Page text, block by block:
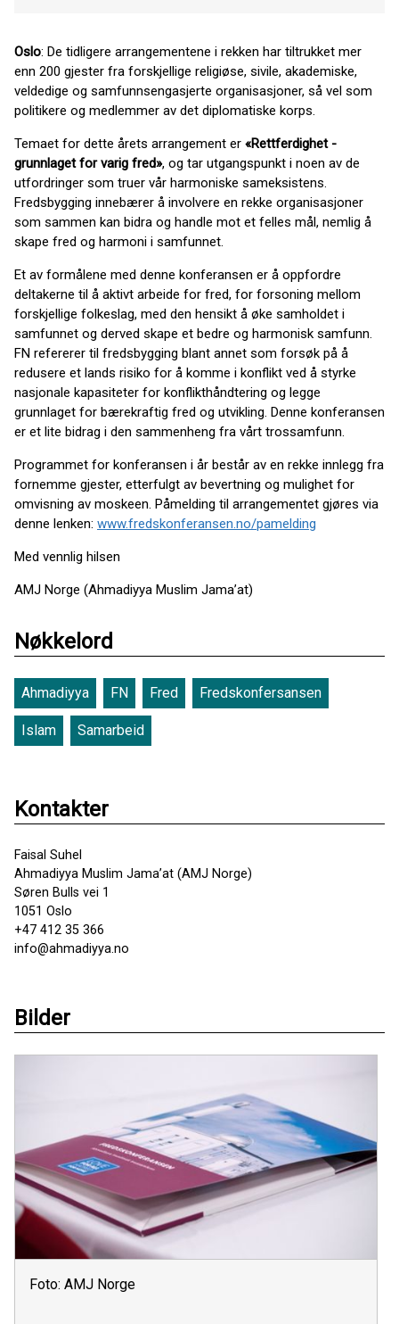
Oslo: De tidligere arrangementene i rekken har tiltrukket mer
enn 200 gjester fra forskjellige religiøse, sivile, akademiske,
veldedige og samfunnsengasjerte organisasjoner, så vel som
politikere og medlemmer av det diplomatiske korps.
Temaet for dette årets arrangement er «Rettferdighet -
grunnlaget for varig fred», og tar utgangspunkt i noen av de
utfordringer som truer vår harmoniske sameksistens.
Fredsbygging innebærer å involvere en rekke organisasjoner
som sammen kan bidra og handle mot et felles mål, nemlig å
skape fred og harmoni i samfunnet.
Et av formålene med denne konferansen er å oppfordre
deltakerne til å aktivt arbeide for fred, for forsoning mellom
forskjellige folkeslag, med den hensikt å øke samholdet i
samfunnet og derved skape et bedre og harmonisk samfunn.
FN refererer til fredsbygging blant annet som forsøk på å
redusere et lands risiko for å komme i konflikt ved å styrke
nasjonale kapasiteter for konflikthåndtering og legge
grunnlaget for bærekraftig fred og utvikling. Denne konferansen
er et lite bidrag i den sammenheng fra vårt trossamfunn.
Programmet for konferansen i år består av en rekke innlegg fra
fornemme gjester, etterfulgt av bevertning og mulighet for
omvisning av moskeen. Påmelding til arrangementet gjøres via
denne lenken: www.fredskonferansen.no/pamelding
Med vennlig hilsen
AMJ Norge (Ahmadiyya Muslim Jama’at)
Nøkkelord
Ahmadiyya FN Fred Fredskonfersansen
Islam Samarbeid
Kontakter
Faisal Suhel
Ahmadiyya Muslim Jama’at (AMJ Norge)
Søren Bulls vei 1
1051 Oslo
+47 412 35 366
info@ahmadiyya.no
Bilder
Foto: AMJ Norge